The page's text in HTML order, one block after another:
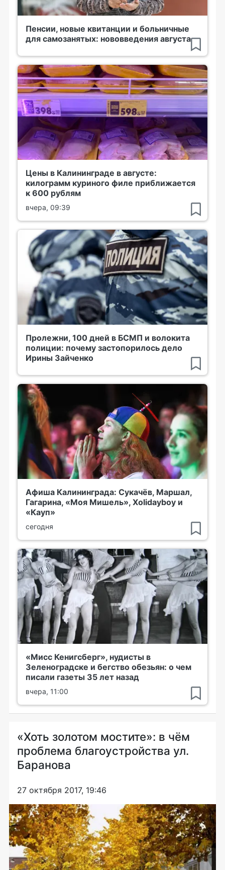
Пенсии, новые квитанции и больничные
для самозанятых: нововведения августа
Цены в Калининграде в августе:
килограмм куриного филе приближается
к 600 рублям
вчера, 09:39
Пролежни, 100 дней в БСМП и волокита
полиции: почему застопорилось дело
Ирины Зайченко
Афиша Калининграда: Сукачёв, Маршал,
Гагарина, «Моя Мишель», Xolidayboy и
«Кауп»
сегодня
«Мисс Кенигсберг», нудисты в
Зеленоградске и бегство обезьян: о чем
писали газеты 35 лет назад
вчера, 11:00
«Хоть золотом мостите»: в чём
проблема благоустройства ул.
Баранова
27 октября 2017, 19:46